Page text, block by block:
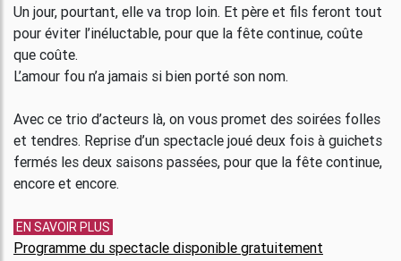
Un jour, pourtant, elle va trop loin. Et père et fils feront tout
pour éviter l’inéluctable, pour que la fête continue, coûte
que coûte.
L’amour fou n’a jamais si bien porté son nom.
Avec ce trio d’acteurs là, on vous promet des soirées folles
et tendres. Reprise d’un spectacle joué deux fois à guichets
fermés les deux saisons passées, pour que la fête continue,
encore et encore.
EN SAVOIR PLUS
Programme du spectacle disponible gratuitement